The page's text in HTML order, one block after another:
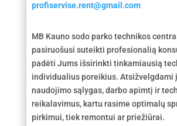
profiservise.rent@gmail.com
MB Kauno sodo parko technikos
pasiruošusi suteikti profesionalią
padėti Jums išsirinkti tinkamiausią
individualius poreikius. Atsižvelgdami
naudojimo sąlygas, darbo apimtį ir
reikalavimus, kartu rasime optimalų
pirkimui, tiek remontui ar priežiūrai.